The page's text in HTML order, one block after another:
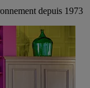
depuis 1973